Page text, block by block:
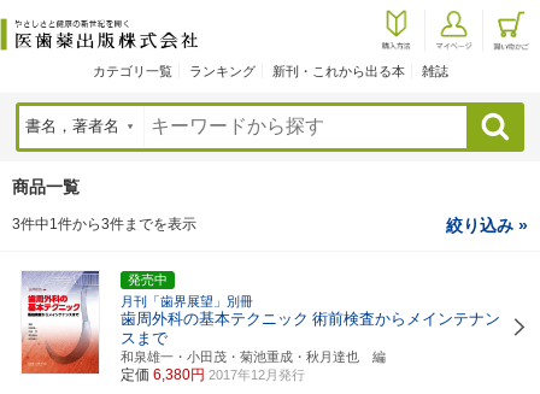
カテゴリ一覧 ランキング 新刊・これから出る本 雑誌
検索
商品一覧
3件中1件から3件までを表示 絞り込み »
発売中
月刊「歯界展望」別冊
歯周外科の基本テクニック 術前検査からメインテナン
スまで
和泉雄一・小田茂・菊池重成・秋月達也 編
定価 6,380円 2017年12月発行